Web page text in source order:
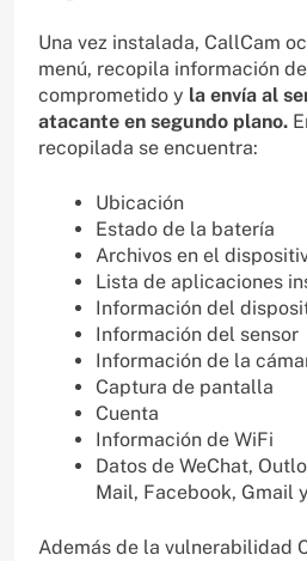
Una vez instalada, CallCam
menú, recopila información
comprometido y la envía al
atacante en segundo plano.
recopilada se encuentra:
Ubicación
Estado de la batería
Archivos en el
Lista de aplicaciones
Información del
Información del sensor
Información de la
Captura de pantalla
Cuenta
Información de WiFi
Datos de WeChat,
Mail, Facebook, Gmail
Además de la vulnerabilidad